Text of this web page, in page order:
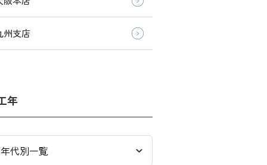
州支店
年